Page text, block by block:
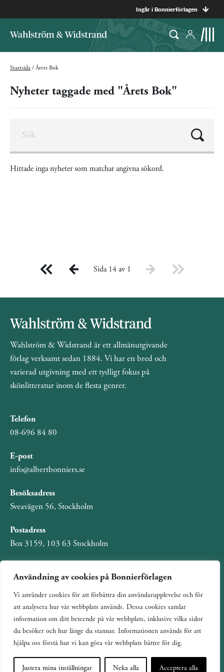
Användning av cookies på Bonnierförlagen
Vi använder cookies för att förbättra din användarupplevelse och för
att analysera hur vår webbplats används. Dessa cookies samlar
information om ditt beteende på vår webbplats, inklusive vilka sidor
du besöker och hur länge du stannar. Informationen används för att
hjälpa oss förstå hur vi kan göra vår webbplats bättre för dig.
Justera mina inställningar Neka alla Acceptera alla
Ingår i Bonnierförlagen
Startsida / Årets Bok
Nyheter taggade med "Årets Bok"
Hittade inga nyheter som matchar angivna sökord.
Sida 14 av 1
Wahlström & Widstrand är ett allmänutgivande
förlag verksamt sedan 1884. Vi har en bred och
varierad utgivning med ett tydligt fokus på
skönlitteratur inom de flesta genrer.
Telefon
08-696 84 80
E-post
info@albertbonniers.se
Besöksadress
Sveavägen 56, Stockholm
Postadress
Box 3159, 103 63 Stockholm
Om Bonnierförlagen
Cookies
Integritetspolicy